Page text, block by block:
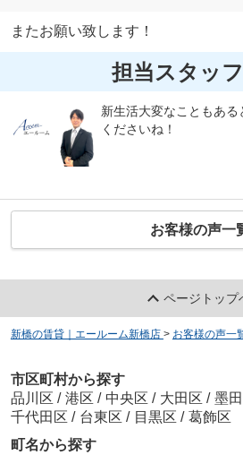
またお願い致します！
担当スタッ
新生活大変なこともあ
くださいね！
お客様の声一
ページトップ
新橋の賃貸｜エールーム新橋店 > お客様の声一
市区町村から探す
品川区 / 港区 / 中央区 / 大田区 / 墨
千代田区 / 台東区 / 目黒区 / 葛飾区
町名から探す